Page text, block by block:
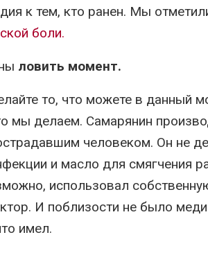
к тем, кто ранен. Мы
боли.
ловить момент.
то, что можете в данный
мы делаем. Самарянин
человеком. Он не
и масло для смягчения
использовал
И поблизости не было
имел.